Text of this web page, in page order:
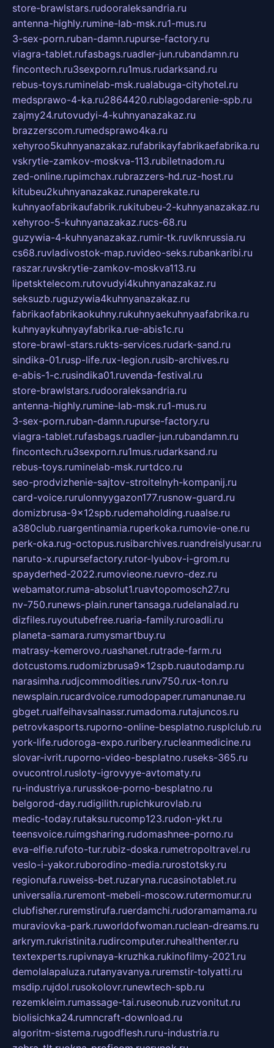
store-brawlstars.rudooraleksandria.ru
antenna-highly.rumine-lab-msk.ru1-mus.ru
3-sex-porn.ruban-damn.rupurse-factory.ru
viagra-tablet.rufasbags.ruadler-jun.rubandamn.ru
fincontech.ru3sexporn.ru1mus.rudarksand.ru
rebus-toys.ruminelab-msk.rualabuga-cityhotel.ru
medsprawo-4-ka.ru2864420.rublagodarenie-spb.ru
zajmy24.rutovudyi-4-kuhnyanazakaz.ru
brazzerscom.rumedsprawo4ka.ru
xehyroo5kuhnyanazakaz.rufabrikayfabrikaefabrika.ru
vskrytie-zamkov-moskva-113.rubiletnadom.ru
zed-online.rupimchax.rubrazzers-hd.ruz-host.ru
kitubeu2kuhnyanazakaz.runaperekate.ru
kuhnyaofabrikaufabrik.rukitubeu-2-kuhnyanazakaz.ru
xehyroo-5-kuhnyanazakaz.rucs-68.ru
guzywia-4-kuhnyanazakaz.rumir-tk.ruvlknrussia.ru
cs68.ruvladivostok-map.ruvideo-seks.rubankaribi.ru
raszar.ruvskrytie-zamkov-moskva113.ru
lipetsktelecom.rutovudyi4kuhnyanazakaz.ru
seksuzb.ruguzywia4kuhnyanazakaz.ru
fabrikaofabrikaokuhny.rukuhnyaekuhnyaafabrika.ru
kuhnyaykuhnyayfabrika.rue-abis1c.ru
store-brawl-stars.rukts-services.rudark-sand.ru
sindika-01.rusp-life.rux-legion.rusib-archives.ru
e-abis-1-c.rusindika01.ruvenda-festival.ru
store-brawlstars.rudooraleksandria.ru
antenna-highly.rumine-lab-msk.ru1-mus.ru
3-sex-porn.ruban-damn.rupurse-factory.ru
viagra-tablet.rufasbags.ruadler-jun.rubandamn.ru
fincontech.ru3sexporn.ru1mus.rudarksand.ru
rebus-toys.ruminelab-msk.rurtdco.ru
seo-prodvizhenie-sajtov-stroitelnyh-kompanij.ru
card-voice.rurulonnyygazon177.rusnow-guard.ru
domizbrusa-9x12spb.rudemaholding.ruaalse.ru
a380club.ruargentinamia.ruperkoka.rumovie-one.ru
perk-oka.rug-octopus.rusibarchives.ruandreislyusar.ru
naruto-x.rupursefactory.rutor-lyubov-i-grom.ru
spayderhed-2022.rumovieone.ruevro-dez.ru
webamator.ruma-absolut1.ruavtopomosch27.ru
nv-750.runews-plain.runertansaga.rudelanalad.ru
dizfiles.ruyoutubefree.ruaria-family.ruroadli.ru
planeta-samara.rumysmartbuy.ru
matrasy-kemerovo.ruashanet.rutrade-farm.ru
dotcustoms.rudomizbrusa9x12spb.ruautodamp.ru
narasimha.rudjcommodities.runv750.rux-ton.ru
newsplain.rucardvoice.rumodopaper.rumanunae.ru
gbget.rualfeihavsalnassr.rumadoma.rutajuncos.ru
petrovkasports.ruporno-online-besplatno.rusplclub.ru
york-life.rudoroga-expo.ruribery.rucleanmedicine.ru
slovar-ivrit.ruporno-video-besplatno.ruseks-365.ru
ovucontrol.rusloty-igrovyye-avtomaty.ru
ru-industriya.rurusskoe-porno-besplatno.ru
belgorod-day.rudigilith.rupichkurovlab.ru
medic-today.rutaksu.rucomp123.rudon-ykt.ru
teensvoice.ruimgsharing.rudomashnee-porno.ru
eva-elfie.rufoto-tur.rubiz-doska.rumetropoltravel.ru
veslo-i-yakor.ruborodino-media.rurostotsky.ru
regionufa.ruweiss-bet.ruzaryna.rucasinotablet.ru
universalia.ruremont-mebeli-moscow.rutermomur.ru
clubfisher.ruremstirufa.ruerdamchi.rudoramamama.ru
muraviovka-park.ruworldofwoman.ruclean-dreams.ru
arkrym.rukristinita.rudircomputer.ruhealthenter.ru
textexperts.rupivnaya-kruzhka.rukinofilmy-2021.ru
demolalapaluza.rutanyavanya.ruremstir-tolyatti.ru
msdip.rujdol.rusokolovr.runewtech-spb.ru
rezemkleim.rumassage-tai.ruseonub.ruzvonitut.ru
biolisichka24.rumncraft-download.ru
algoritm-sistema.rugodflesh.ruru-industria.ru